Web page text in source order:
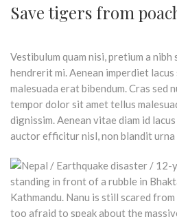
Save tigers from
Vestibulum quam nisi, pretium a
hendrerit mi. Aenean imperdiet
malesuada erat bibendum. Cras sed
tempor dolor sit amet tellus
dignissim. Aenean vitae diam id
auctor efficitur nisl, non blandit urna